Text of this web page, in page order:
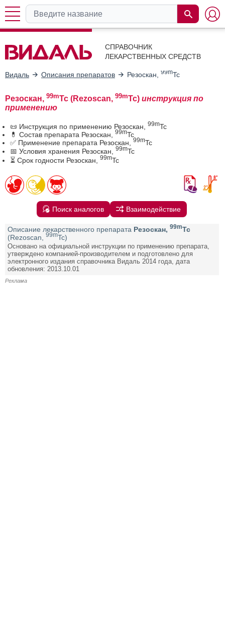
СПРАВОЧНИК
ЛЕКАРСТВЕННЫХ СРЕДСТВ
Видаль Описания препаратов Резоскан, 99mTc
Резоскан, 99mTc (Rezoscan, 99mTc) инструкция по
применению
📜 Инструкция по применению Резоскан, 99mTc
💊 Состав препарата Резоскан,
99mTc
✅ Применение препарата Резоскан,
99mTc
📅 Условия хранения Резоскан,
99mTc
⏳ Срок годности Резоскан,
99mTc
Поиск аналогов Взаимодействие
Описание лекарственного препарата Резоскан, 99mTc
(Rezoscan,
99mTc)
Основано на официальной инструкции по применению препарата,
утверждено компанией-производителем и подготовлено для
электронного издания справочника Видаль 2014 года, дата
обновления: 2013.10.01
Реклама